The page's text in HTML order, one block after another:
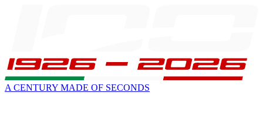
A CENTURY MADE OF SECONDS